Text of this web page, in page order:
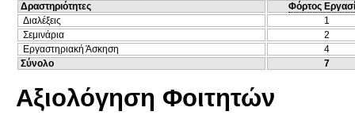
Δραστηριότητες
Φόρτος
Διαλέξεις
1
Σεμινάρια
2
Εργαστηριακή Άσκηση
4
Σύνολο
7
Αξιολόγηση Φοιτητών